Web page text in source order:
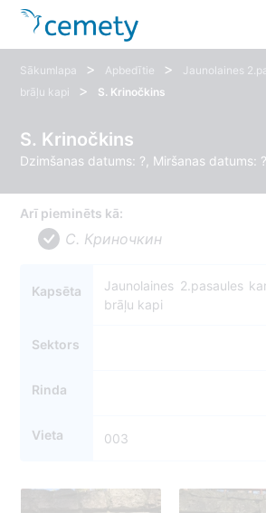
Sākumlapa > Apbedītie >
Jaunolaines
brāļu kapi
> S. Krinočkins
S. Krinočkins
Dzimšanas datums: ?, Miršanas datums: ?
Arī pieminēts kā:
С. Криночкин
Kapsēta
Jaunolaines 2.pasaules
brāļu kapi
Sektors
Rinda
Vieta 003